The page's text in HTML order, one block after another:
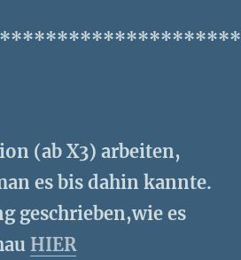
(ab X3) arbeiten,
es bis dahin kannte.
geschrieben,wie es
HIER